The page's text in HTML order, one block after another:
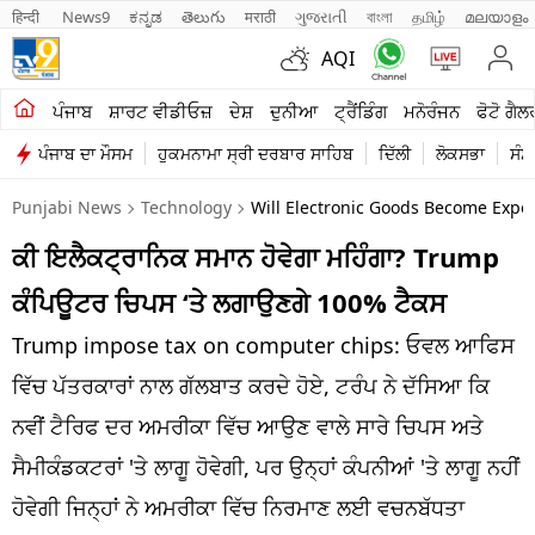
हिन्दी News9 ಕನ್ನಡ తెలుగు मराठी ગુજરાતી বাংলা தமிழ் മലയാളം
AQI
ਪੰਜਾਬ ਸ਼ਾਰਟ ਵੀਡੀਓਜ਼ ਦੇਸ਼ ਦੁਨੀਆ ਟ੍ਰੈਂਡਿੰਗ ਮਨੋਰੰਜਨ ਫੋਟੋ
ਪੰਜਾਬ ਦਾ ਮੌਸਮ ਹੁਕਮਨਾਮਾ ਸ੍ਰੀ ਦਰਬਾਰ ਸਾਹਿਬ ਦਿੱਲੀ ਲੋਕਸਭਾ
ਖੇਤੀਬਾੜੀ
ਸ਼ਾਰਟ ਵੀਡੀਓਜ਼
ਕਾਰੋਬਾਰ
ਕਰਿਅਰ
ਮਨੋਰੰਜਨ
ਦੇਸ਼
ਲਾਈਫ ਸਟਾਈਲ
ਪੰਜਾਬ
Punjabi News Technology Will Electronic Goods Become
ਕੀ ਇਲੈਕਟ੍ਰਾਨਿਕ ਸਮਾਨ ਹੋਵੇਗਾ ਮਹਿੰਗਾ? Trump
ਕੰਪਿਊਟਰ ਚਿਪਸ ‘ਤੇ ਲਗਾਉਣਗੇ 100% ਟੈਕਸ
Trump impose tax on computer chips: ਓਵਲ ਆਫਿਸ
ਵਿੱਚ ਪੱਤਰਕਾਰਾਂ ਨਾਲ ਗੱਲਬਾਤ ਕਰਦੇ ਹੋਏ, ਟਰੰਪ ਨੇ ਦੱਸਿਆ ਕਿ
ਨਵੀਂ ਟੈਰਿਫ ਦਰ ਅਮਰੀਕਾ ਵਿੱਚ ਆਉਣ ਵਾਲੇ ਸਾਰੇ ਚਿਪਸ ਅਤੇ
ਸੈਮੀਕੰਡਕਟਰਾਂ 'ਤੇ ਲਾਗੂ ਹੋਵੇਗੀ, ਪਰ ਉਨ੍ਹਾਂ ਕੰਪਨੀਆਂ 'ਤੇ ਲਾਗੂ ਨਹੀਂ
ਹੋਵੇਗੀ ਜਿਨ੍ਹਾਂ ਨੇ ਅਮਰੀਕਾ ਵਿੱਚ ਨਿਰਮਾਣ ਲਈ ਵਚਨਬੱਧਤਾ